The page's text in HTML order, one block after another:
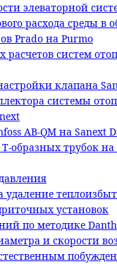
элеваторной
расхода среды в
Prado на Purmo
систем
клапана
системы
AB-QM на Sanext
образных трубок
удаление
установок
по методике
и скорости